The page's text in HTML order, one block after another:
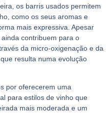
os barris usados permitem
como os seus aromas e
mais expressiva. Apesar
contribuem para o
da micro-oxigenação e da
resulta numa evolução
por oferecerem uma
para estilos de vinho que
mais moderada e um